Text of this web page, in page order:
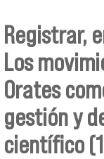
Se
Registrar,
Los
Orates
gestión y
científico